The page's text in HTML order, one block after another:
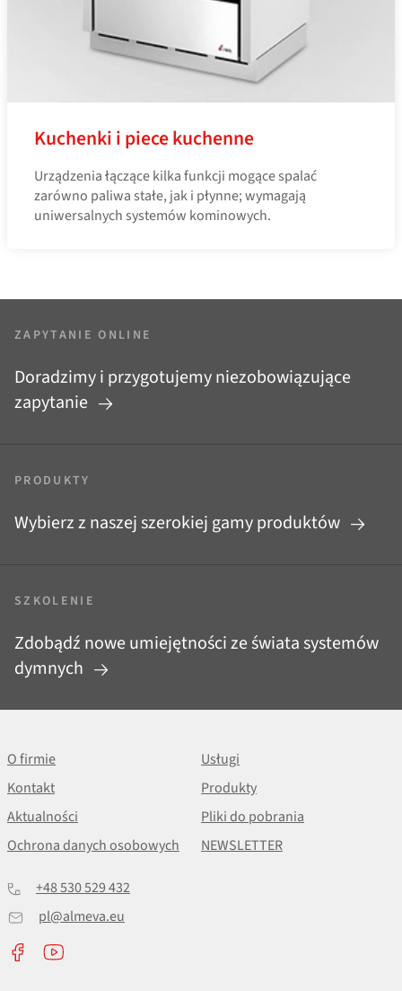
Kuchenki i piece kuchenne
Urządzenia łączące kilka funkcji mogące spalać
zarówno paliwa stałe, jak i płynne; wymagają
uniwersalnych systemów kominowych.
ZAPYTANIE ONLINE
Doradzimy i przygotujemy niezobowiązujące
zapytanie
PRODUKTY
Wybierz z naszej szerokiej gamy produktów
SZKOLENIE
Zdobądź nowe umiejętności ze świata systemów
dymnych
O firmie
Usługi
Kontakt
Produkty
Aktualności
Pliki do pobrania
Ochrona danych osobowych
NEWSLETTER
+48 530 529 432
pl@almeva.eu